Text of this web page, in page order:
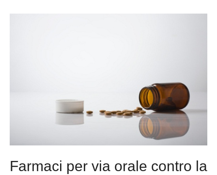
Farmaci per via orale contro la